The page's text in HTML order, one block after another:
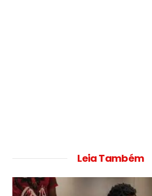
Leia Também